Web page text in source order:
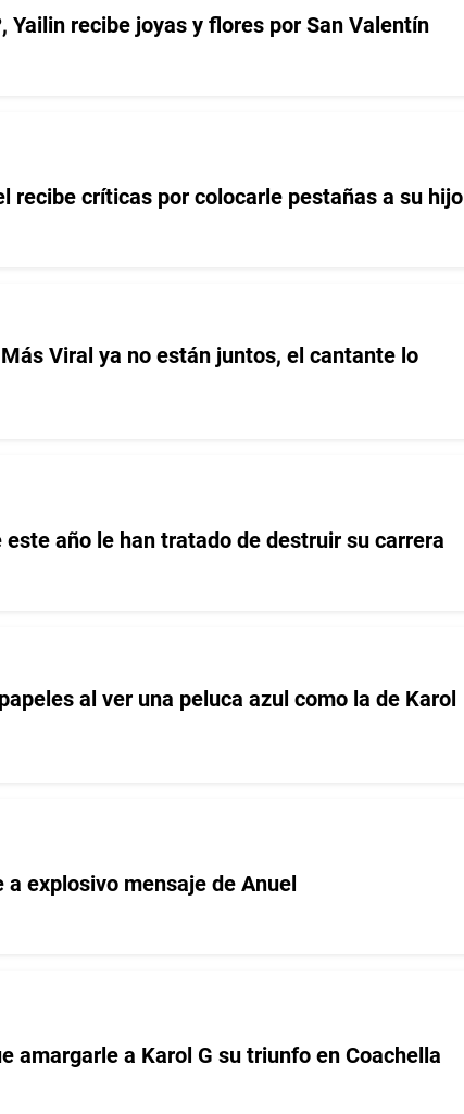
Yailin recibe joyas y flores por San Valentín
recibe críticas por colocarle pestañas a su hijo
Viral ya no están juntos, el cantante lo
año le han tratado de destruir su carrera
al ver una peluca azul como la de Karol
a explosivo mensaje de Anuel
amargarle a Karol G su triunfo en Coachella